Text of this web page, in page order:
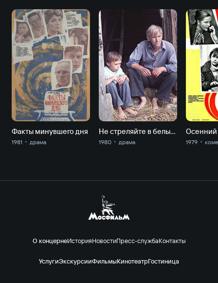
Факты минувшего дня
1981 драма
Не стреляйте в белых лебедей
1980 драма 1979
О концернеИсторияНовостиПресс-службаКонтакты
УслугиЭкскурсииФильмыКинотеатрГостиница